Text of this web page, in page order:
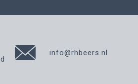
info@rhbeers.nl